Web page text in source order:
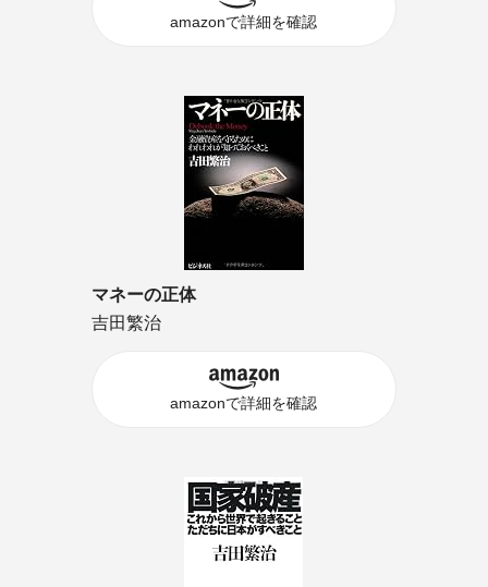
amazonで詳細を確認
マネーの正体
吉田繁治
amazonで詳細を確認